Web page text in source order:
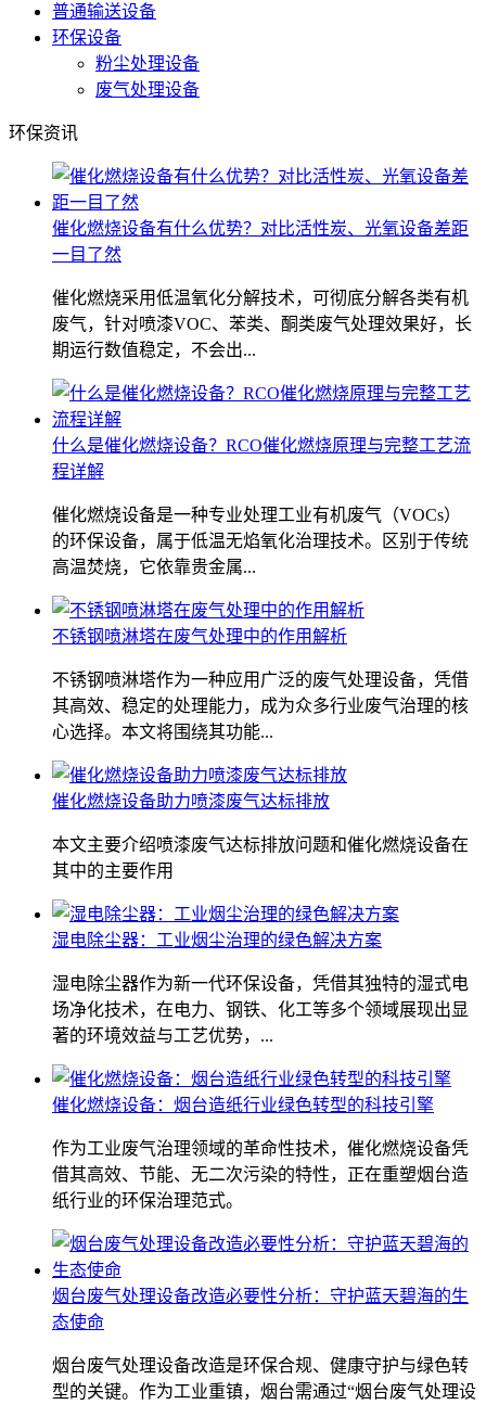
普通输送设备
环保设备
粉尘处理设备
废气处理设备
环保资讯
催化燃烧设备有什么优势？对比活性炭、光氧设备差距
一目了然
催化燃烧采用低温氧化分解技术，可彻底分解各类有机
废气，针对喷漆VOC、苯类、酮类废气处理效果好，长
期运行数值稳定，不会出...
什么是催化燃烧设备？RCO催化燃烧原理与完整工艺流
程详解
催化燃烧设备是一种专业处理工业有机废气（VOCs）
的环保设备，属于低温无焰氧化治理技术。区别于传统
高温焚烧，它依靠贵金属...
不锈钢喷淋塔在废气处理中的作用解析
不锈钢喷淋塔作为一种应用广泛的废气处理设备，凭借
其高效、稳定的处理能力，成为众多行业废气治理的核
心选择。本文将围绕其功能...
催化燃烧设备助力喷漆废气达标排放
本文主要介绍喷漆废气达标排放问题和催化燃烧设备在
其中的主要作用
湿电除尘器：工业烟尘治理的绿色解决方案
湿电除尘器作为新一代环保设备，凭借其独特的湿式电
场净化技术，在电力、钢铁、化工等多个领域展现出显
著的环境效益与工艺优势，...
催化燃烧设备：烟台造纸行业绿色转型的科技引擎
作为工业废气治理领域的革命性技术，催化燃烧设备凭
借其高效、节能、无二次污染的特性，正在重塑烟台造
纸行业的环保治理范式。
烟台废气处理设备改造必要性分析：守护蓝天碧海的生
态使命
烟台废气处理设备改造是环保合规、健康守护与绿色转
型的关键。作为工业重镇，烟台需通过“烟台废气处理设